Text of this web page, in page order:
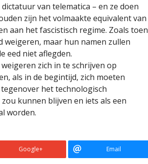
van telematica – en ze doen
zijn het volmaakte equivalent van
aan het fascistisch regime. Zoals toen
weigeren, maar hun namen zullen
eed niet aflegden.
zich in te schrijven op
als in de begintijd, zich moeten
het technologisch
kunnen blijven en iets als een
worden.
Google+ Email